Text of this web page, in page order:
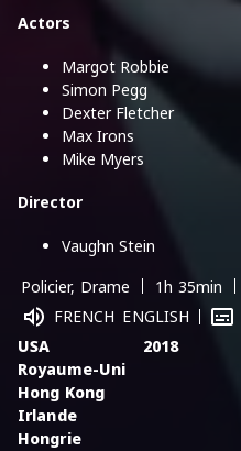
Actors
Margot Robbie
Simon Pegg
Dexter Fletcher
Max Irons
Mike Myers
Director
Vaughn Stein
Policier, Drame
1h 35min
FRENCH ENGLISH
USA
Royaume-Uni
Hong Kong
Irlande
Hongrie
2018